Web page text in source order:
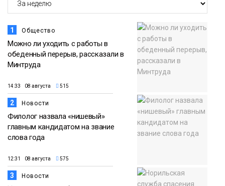
1 Общество
Можно ли уходить с работы в
обеденный перерыв, рассказали в
Минтруда
14:33 08 августа 515
2 Новости
Филолог назвала «нишевый»
главным кандидатом на звание
слова года
12:31 08 августа 575
3 Новости